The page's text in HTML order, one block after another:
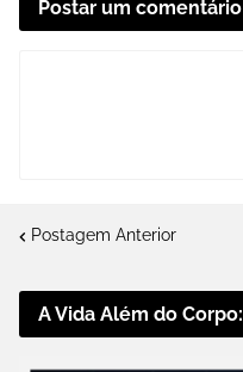
Postar um comentário
Postagem Anterior
A Vida Além do Corpo: